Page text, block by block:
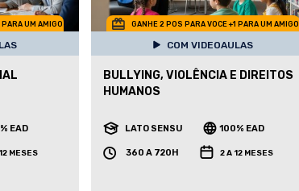
UM AMIGO
EAD
MESES
GANHE 2 POS PARA VOCE +1 PARA UM AMIGO
COM VIDEOAULAS
BULLYING, VIOLÊNCIA E DIREITOS
HUMANOS
LATO SENSU 100% EAD
360 A 720H 2 A 12 MESES